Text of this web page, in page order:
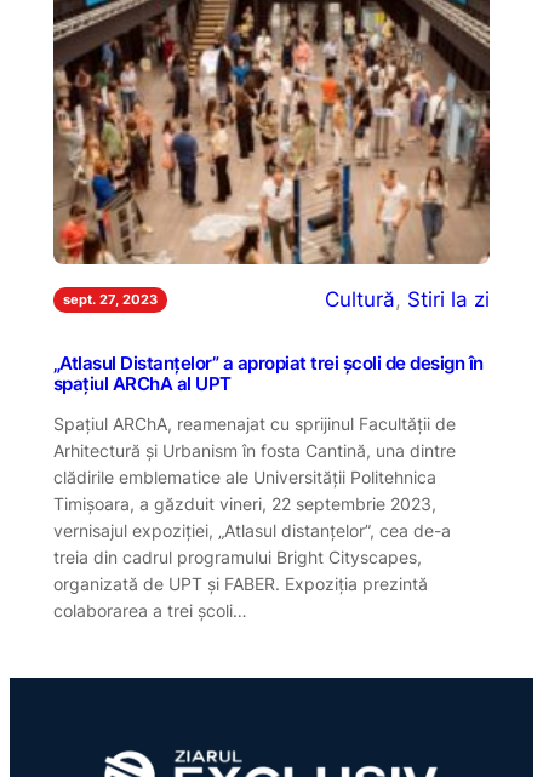
sept. 27, 2023 Cultură, Stiri la zi
„Atlasul Distanțelor” a apropiat trei școli de design în
spațiul ARChA al UPT
Spațiul ARChA, reamenajat cu sprijinul Facultății de
Arhitectură și Urbanism în fosta Cantină, una dintre
clădirile emblematice ale Universității Politehnica
Timișoara, a găzduit vineri, 22 septembrie 2023,
vernisajul expoziției, „Atlasul distanțelor”, cea de-a
treia din cadrul programului Bright Cityscapes,
organizată de UPT și FABER. Expoziția prezintă
colaborarea a trei școli…